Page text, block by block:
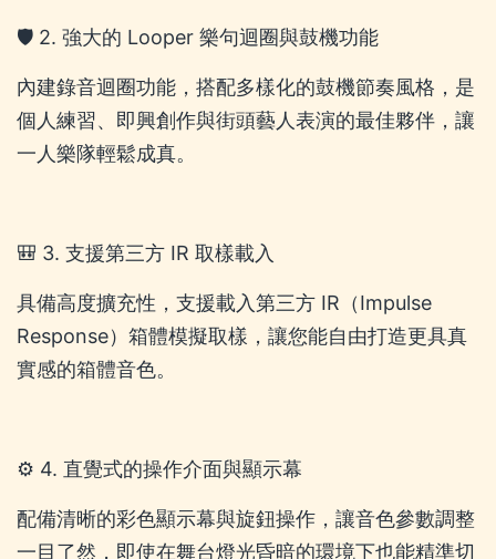
🛡️ 2. 強大的 Looper 樂句迴圈與鼓機功能
內建錄音迴圈功能，搭配多樣化的鼓機節奏風格，是
個人練習、即興創作與街頭藝人表演的最佳夥伴，讓
一人樂隊輕鬆成真。
🎒 3. 支援第三方 IR 取樣載入
具備高度擴充性，支援載入第三方 IR（Impulse
Response）箱體模擬取樣，讓您能自由打造更具真
實感的箱體音色。
⚙️ 4. 直覺式的操作介面與顯示幕
配備清晰的彩色顯示幕與旋鈕操作，讓音色參數調整
一目了然，即使在舞台燈光昏暗的環境下也能精準切